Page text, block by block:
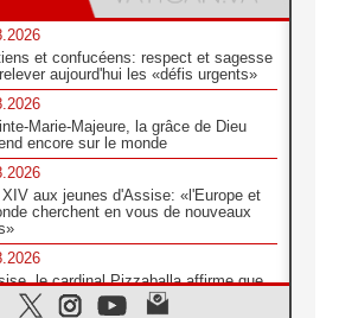
et confucéens: respect et sagesse
aujourd'hui les «défis urgents»
Marie-Majeure, la grâce de Dieu
encore sur le monde
XIV aux jeunes d'Assise: «l'Europe et
cherchent en vous de nouveaux
le cardinal Pizzaballa affirme que
chrétiens veulent la paix»